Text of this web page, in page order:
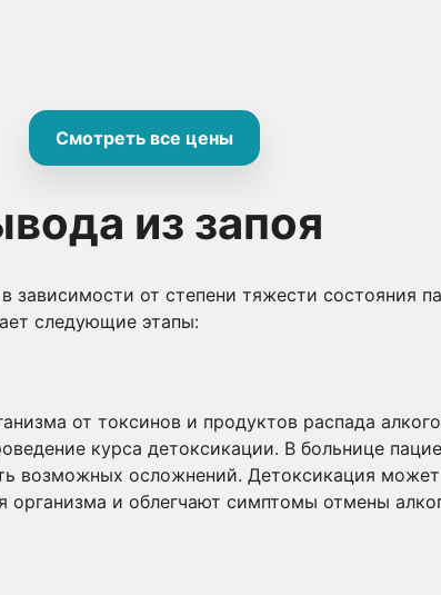
Смотреть все цены
из запоя
зависимости от степени тяжести состояния
следующие этапы:
от токсинов и продуктов распада
курса детоксикации. В больнице
возможных осложнений. Детоксикация
и облегчают симптомы отмены